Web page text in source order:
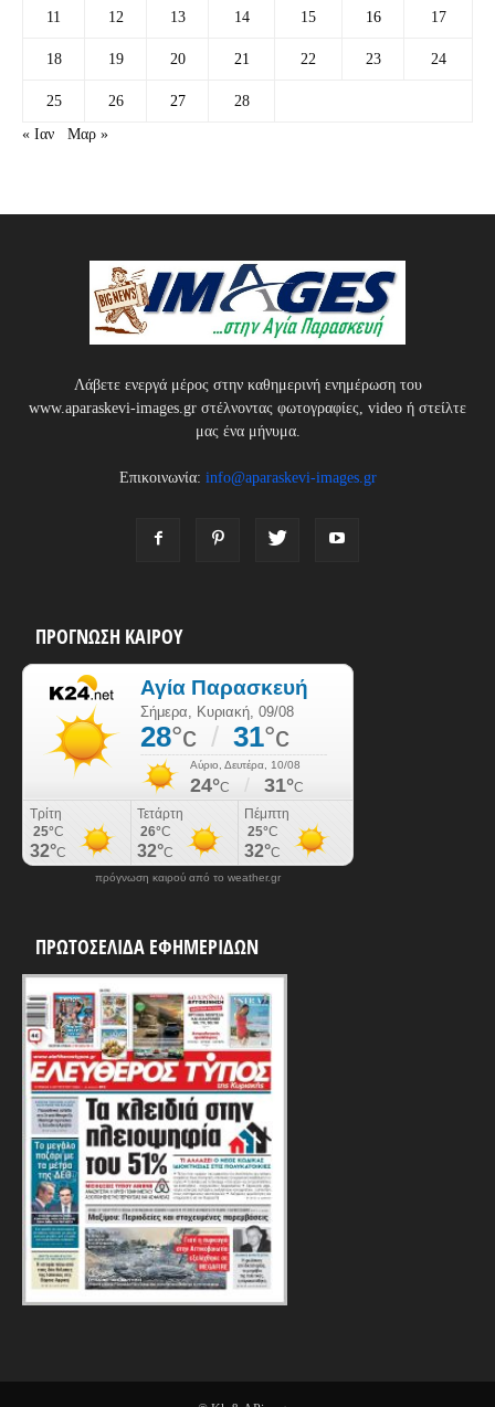
11 12 13 14 15 16 17
18 19 20 21 22 23 24
25 26 27
28
« Ιαν
Μαρ »
Λάβετε ενεργά μέρος στην καθημερινή ενημέρωση του
www.aparaskevi-images.gr στέλνοντας φωτογραφίες, video ή στείλτε
μας ένα μήνυμα.
Επικοινωνία: info@aparaskevi-images.gr
ΠΡΟΓΝΩΣΗ ΚΑΙΡΟΥ
πρόγνωση καιρού από το weather.gr
ΠΡΩΤΟΣΕΛΙΔΑ ΕΦΗΜΕΡΙΔΩΝ